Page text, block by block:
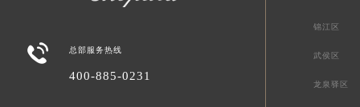
 总部服务热线
400-885-0231
锦江区
武侯区
龙泉驿区